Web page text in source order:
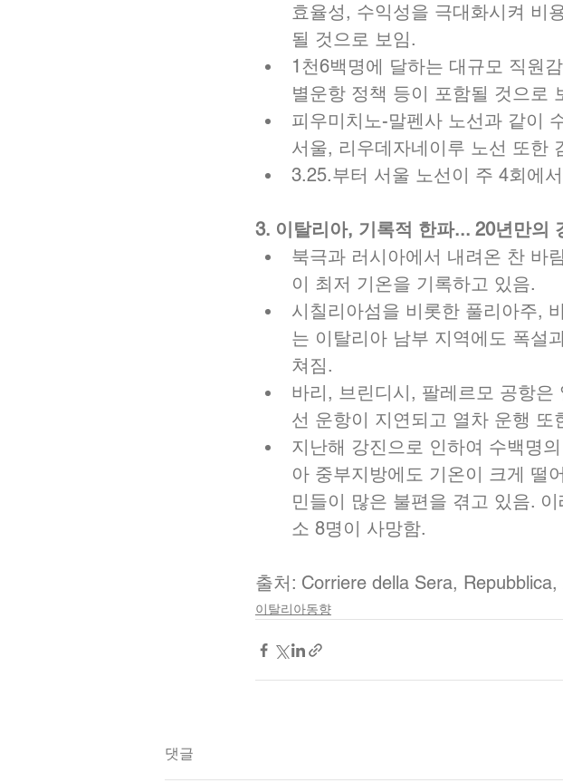
효율성, 수익성을 극대화시켜 비
될 것으로 보임.
1천6백명에 달하는 대규모 직원
별운항 정책 등이 포함될 것으로
피우미치노-말펜사 노선과 같이
서울, 리우데자네이루 노선 또한
3.25.부터 서울 노선이 주 4회에
3. 이탈리아, 기록적 한파... 20년만의
북극과 러시아에서 내려온 찬 바
이 최저 기온을 기록하고 있음.
시칠리아섬을 비롯한 풀리아주,
는 이탈리아 남부 지역에도 폭설
쳐짐.
바리, 브린디시, 팔레르모 공항
선 운항이 지연되고 열차 운행 또
지난해 강진으로 인하여 수백명
아 중부지방에도 기온이 크게 떨
민들이 많은 불편을 겪고 있음.
소 8명이 사망함.
출처: Corriere della Sera,
이탈리아동향
댓글